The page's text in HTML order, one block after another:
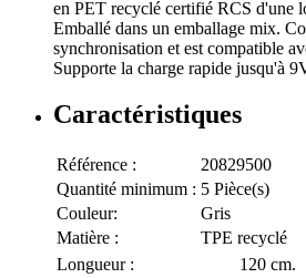
en PET recyclé certifié RCS d'une
Emballé dans un emballage mix.
synchronisation et est compatible
Supporte la charge rapide jusqu'à
Caractéristiques
Référence :
20829500
Quantité minimum : 5 Pièce(s)
Couleur:
Gris
Matière :
TPE recyclé
Longueur :
120 cm.